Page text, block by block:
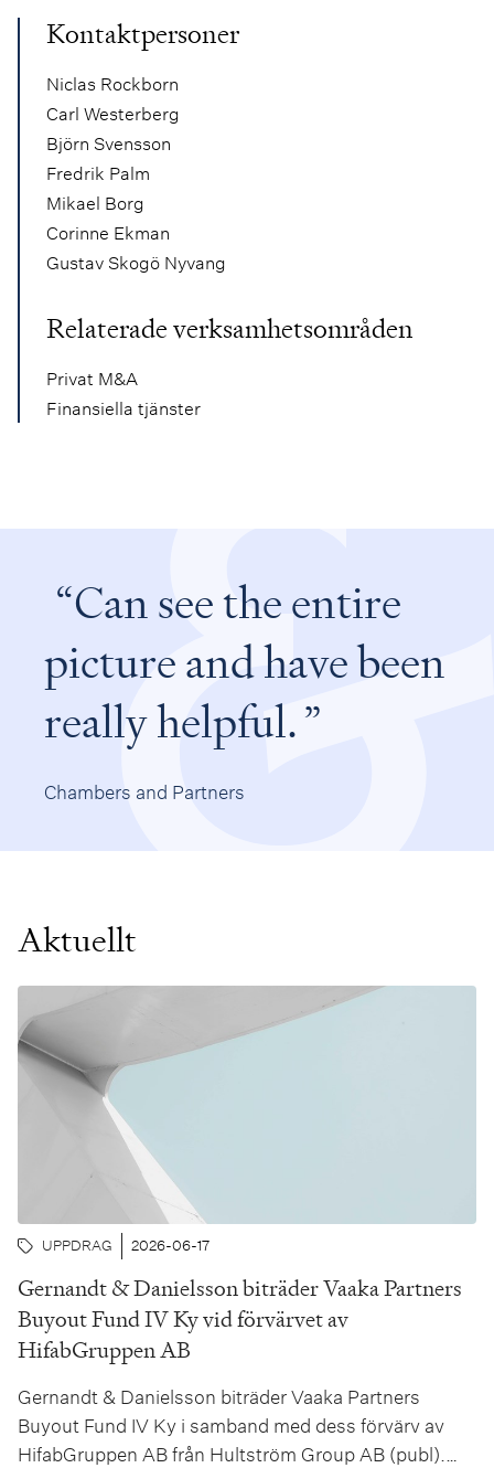
Kontaktpersoner
Niclas Rockborn
Carl Westerberg
Björn Svensson
Fredrik Palm
Mikael Borg
Corinne Ekman
Gustav Skogö Nyvang
Relaterade verksamhetsområden
Privat M&A
Finansiella tjänster
Can see the entire
picture and have been
really helpful.
Chambers and Partners
Aktuellt
UPPDRAG 2026-06-17
Gernandt & Danielsson biträder Vaaka Partners
Buyout Fund IV Ky vid förvärvet av
HifabGruppen AB
Gernandt & Danielsson biträder Vaaka Partners
Buyout Fund IV Ky i samband med dess förvärv av
HifabGruppen AB från Hultström Group AB (publ).